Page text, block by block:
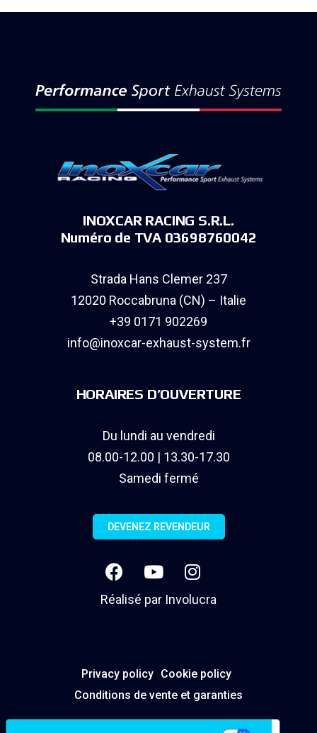
INOXCAR RACING S.R.L.
Numéro de TVA 03698760042
Strada Hans Clemer 237
12020 Roccabruna (CN) – Italie
+39 0171 902269
info@inoxcar-exhaust-system.fr
HORAIRES D’OUVERTURE
Du lundi au vendredi
08.00-12.00 | 13.30-17.30
Samedi fermé
DEVENEZ REVENDEUR
Réalisé par Involucra
Privacy policy Cookie policy
Conditions de vente et garanties